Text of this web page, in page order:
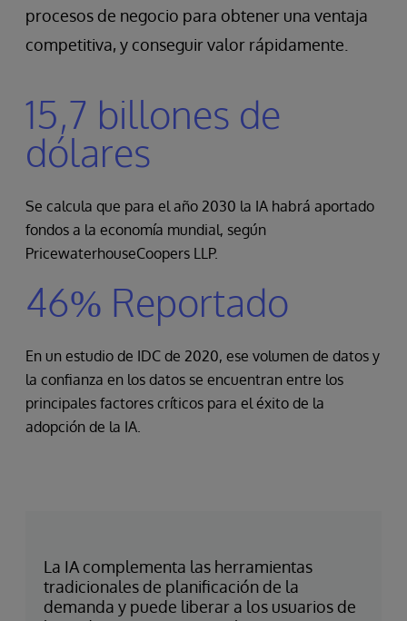
procesos de negocio para obtener una ventaja
competitiva, y conseguir valor rápidamente.
15,7 billones de
dólares
Se calcula que para el año 2030 la IA habrá aportado
fondos a la economía mundial, según
PricewaterhouseCoopers LLP.
46% Reportado
En un estudio de IDC de 2020, ese volumen de datos y
la confianza en los datos se encuentran entre los
principales factores críticos para el éxito de la
adopción de la IA.
La IA complementa las herramientas
tradicionales de planificación de la
demanda y puede liberar a los usuarios de